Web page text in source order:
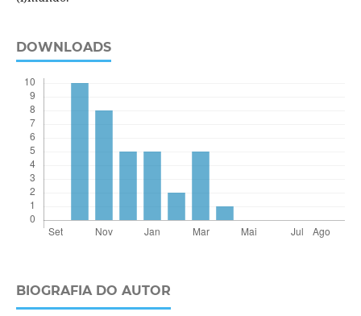
DOWNLOADS
BIOGRAFIA DO AUTOR